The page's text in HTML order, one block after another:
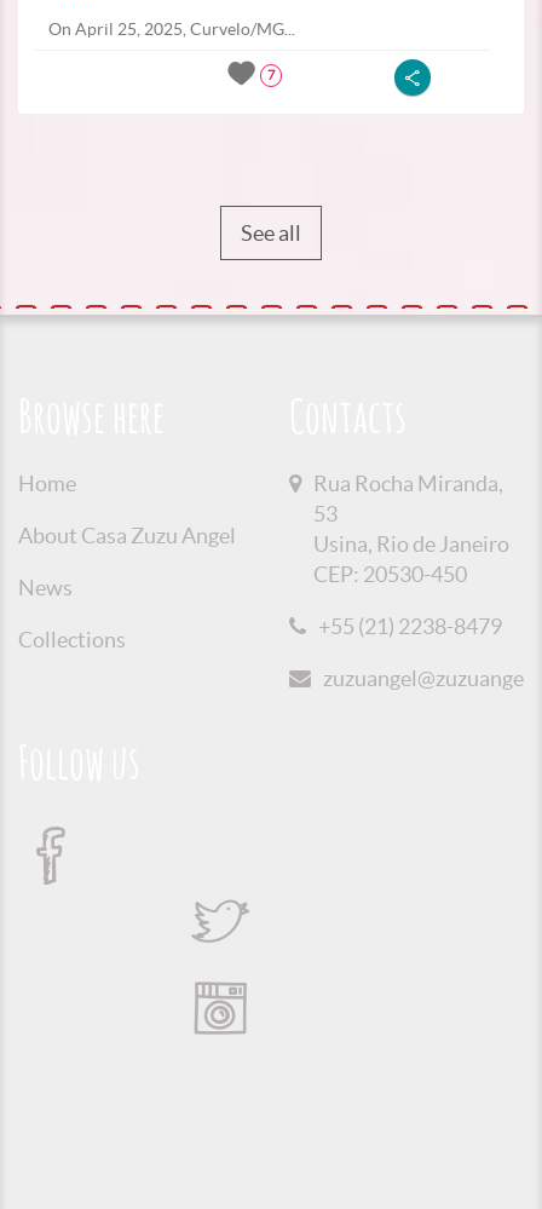
On April 25, 2025, Curvelo/MG...
7
See all
Home
About Casa Zuzu Angel
News
Collections
Rua Rocha Miranda,
53
Usina, Rio de Janeiro
CEP: 20530-450
+55 (21) 2238-8479